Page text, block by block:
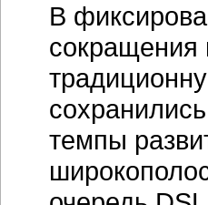
В
сокращения
темпы